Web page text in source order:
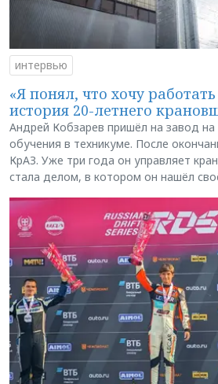
интервью
«Я понял, что хочу
история 20-летнего
Андрей Кобзарев пришёл на завод на
обучения в техникуме. После
КрАЗ. Уже три года он управляет
стала делом, в котором он нашёл